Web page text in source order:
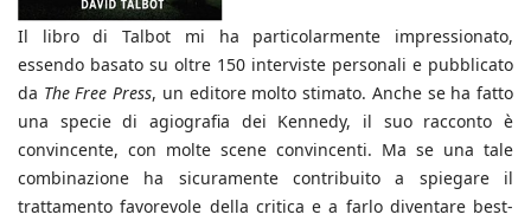
Il libro di Talbot mi ha particolarmente impressionato,
essendo basato su oltre 150 interviste personali e pubblicato
da The Free Press, un editore molto stimato. Anche se ha fatto
una specie di agiografia dei Kennedy, il suo racconto è
convincente, con molte scene convincenti. Ma se una tale
combinazione ha sicuramente contribuito a spiegare il
trattamento favorevole della critica e a farlo diventare best-